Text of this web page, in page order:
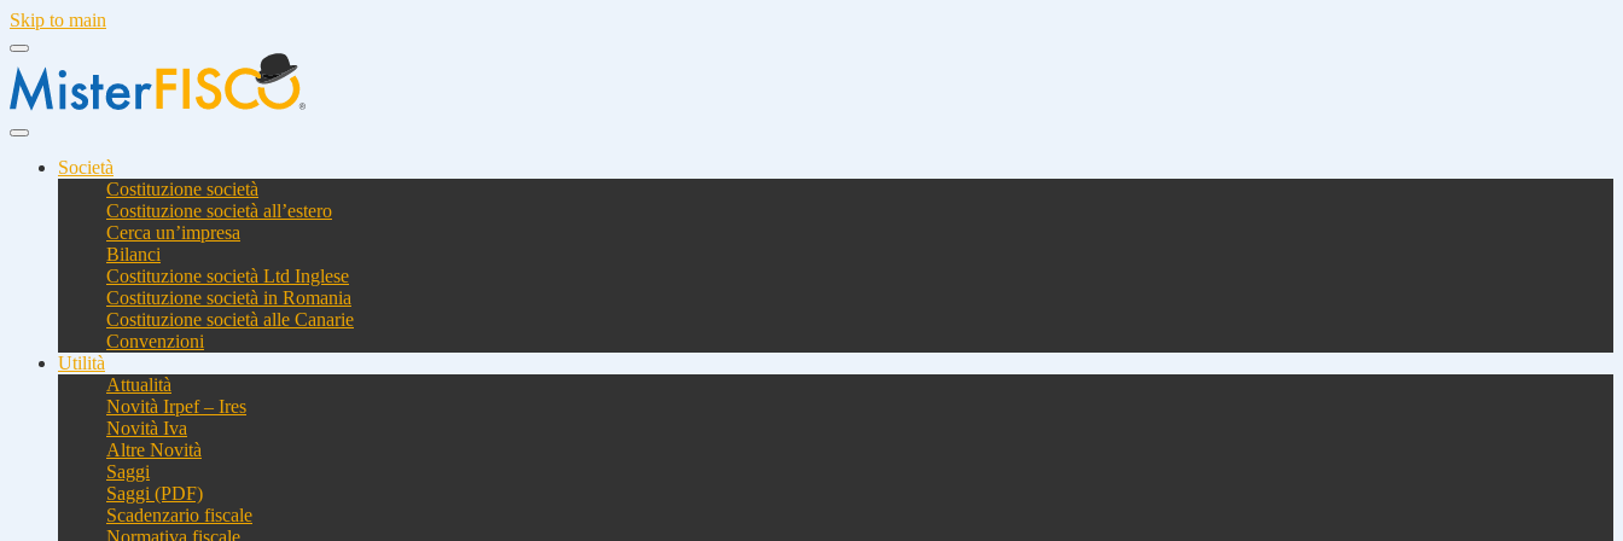
Skip to main
Società
Costituzione società
Costituzione società all’estero
Cerca un’impresa
Bilanci
Costituzione società Ltd Inglese
Costituzione società in Romania
Costituzione società alle Canarie
Convenzioni
Utilità
Attualità
Novità Irpef – Ires
Novità Iva
Altre Novità
Saggi
Saggi (PDF)
Scadenzario fiscale
Normativa fiscale